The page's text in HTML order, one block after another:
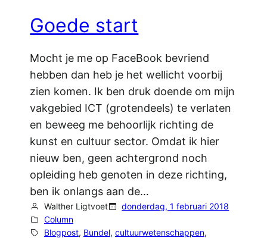
Goede start
Mocht je me op FaceBook bevriend
hebben dan heb je het wellicht voorbij
zien komen. Ik ben druk doende om mijn
vakgebied ICT (grotendeels) te verlaten
en beweeg me behoorlijk richting de
kunst en cultuur sector. Omdat ik hier
nieuw ben, geen achtergrond noch
opleiding heb genoten in deze richting,
ben ik onlangs aan de…
Walther Ligtvoet
donderdag, 1 februari 2018
Column
Blogpost, Bundel, cultuurwetenschappen,